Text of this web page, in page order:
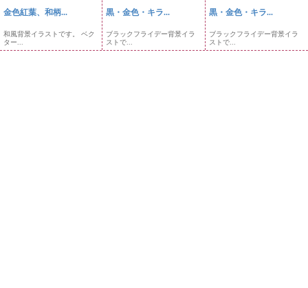
金色紅葉、和柄...
和風背景イラストです。 ベク
ター...
黒・金色・キラ...
ブラックフライデー背景イラ
ストで...
黒・金色・キラ...
ブラックフライデー背景イラ
ストで...